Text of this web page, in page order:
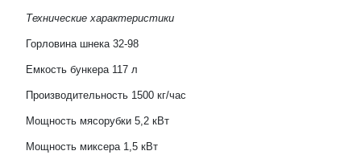
Технические характеристики
Горловина шнека 32-98
Емкость бункера 117 л
Производительность 1500 кг/час
Мощность мясорубки 5,2 кВт
Мощность миксера 1,5 кВт